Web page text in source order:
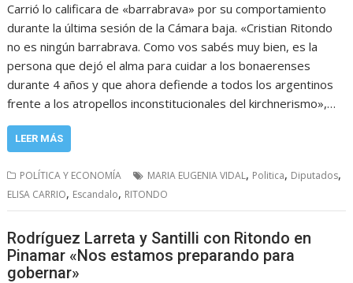
Carrió lo calificara de «barrabrava» por su comportamiento
durante la última sesión de la Cámara baja. «Cristian Ritondo
no es ningún barrabrava. Como vos sabés muy bien, es la
persona que dejó el alma para cuidar a los bonaerenses
durante 4 años y que ahora defiende a todos los argentinos
frente a los atropellos inconstitucionales del kirchnerismo»,…
LEER MÁS
POLÍTICA Y ECONOMÍA MARIA EUGENIA VIDAL, Politica, Diputados,
ELISA CARRIO, Escandalo, RITONDO
Rodríguez Larreta y Santilli con Ritondo en
Pinamar «Nos estamos preparando para
gobernar»